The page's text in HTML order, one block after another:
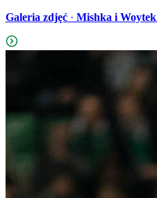
Galeria zdjęć · Mishka i Woytek